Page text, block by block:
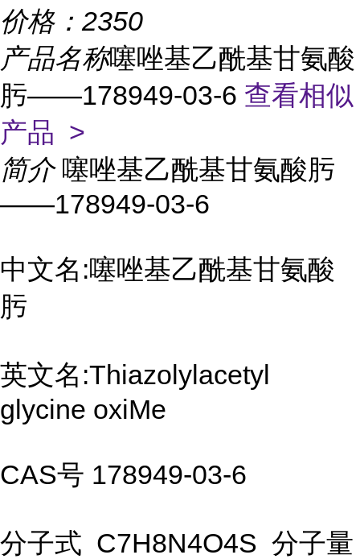
价格： 2350
产品名称噻唑基乙酰基甘氨酸
肟——178949-03-6 查看相似
产品 >
简介 噻唑基乙酰基甘氨酸肟
——178949-03-6
中文名:噻唑基乙酰基甘氨酸
肟
英文名:Thiazolylacetyl
glycine oxiMe
CAS号 178949-03-6
分子式 C7H8N4O4S 分子量